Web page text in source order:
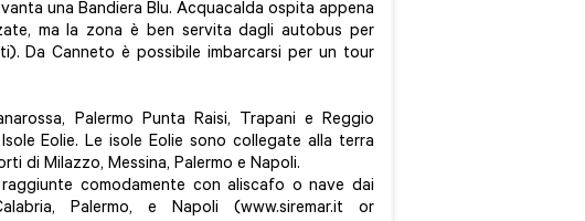
una Bandiera Blu. Acquacalda ospita appena
ma la zona è ben servita dagli autobus per
Da Canneto è possibile imbarcarsi per un tour
Palermo Punta Raisi, Trapani e Reggio
Eolie. Le isole Eolie sono collegate alla terra
di Milazzo, Messina, Palermo e Napoli.
comodamente con aliscafo o nave dai
Palermo, e Napoli (www.siremar.it or